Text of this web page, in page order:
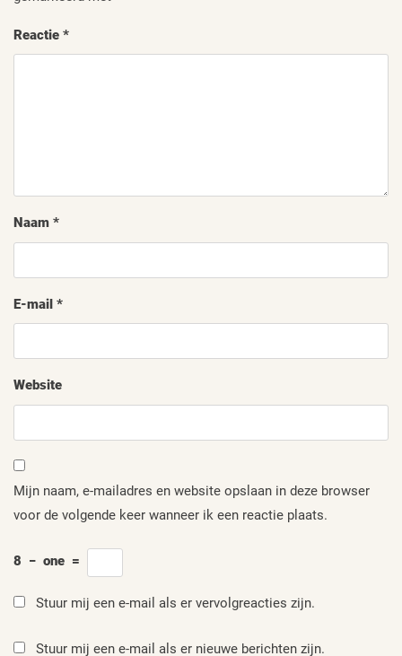
Reactie *
Naam *
E-mail *
Website
Mijn naam, e-mailadres en website opslaan in deze browser
voor de volgende keer wanneer ik een reactie plaats.
8 − one =
Stuur mij een e-mail als er vervolgreacties zijn.
Stuur mij een e-mail als er nieuwe berichten zijn.